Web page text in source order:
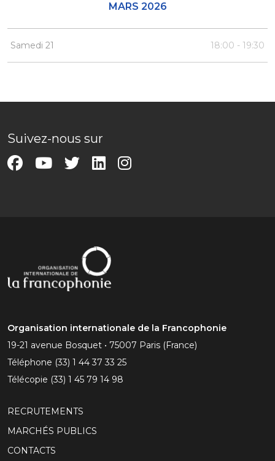
MARS 2026
Samedi 21 18:00 - 19:30
Suivez-nous sur
Organisation internationale de la Francophonie
19-21 avenue Bosquet • 75007 Paris (France)
Téléphone (33) 1 44 37 33 25
Télécopie (33) 1 45 79 14 98
RECRUTEMENTS
MARCHÉS PUBLICS
CONTACTS